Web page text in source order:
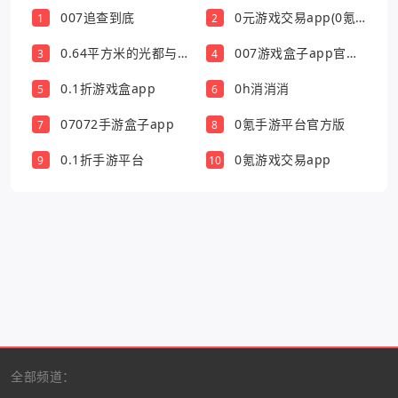
1 007追查到底 2
0元游戏交易app(0氪
3
0.64平方米的光都与你
4
007游戏盒子app官方
5 0.1折游戏盒app 6 0h消消消
7 07072手游盒子app 8 0氪手游平台官方版
9 0.1折手游平台 10 0氪游戏交易app
全部频道：